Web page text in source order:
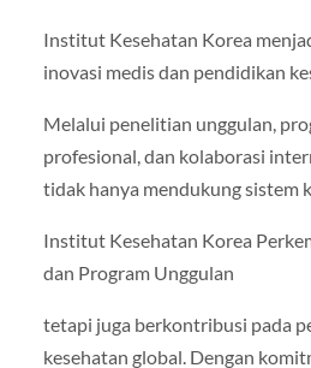
Institut Kesehatan Korea
inovasi medis dan pendidikan
Melalui penelitian unggulan,
profesional, dan kolaborasi
tidak hanya mendukung sistem
Institut Kesehatan Korea
dan Program Unggulan
tetapi juga berkontribusi pada
kesehatan global. Dengan